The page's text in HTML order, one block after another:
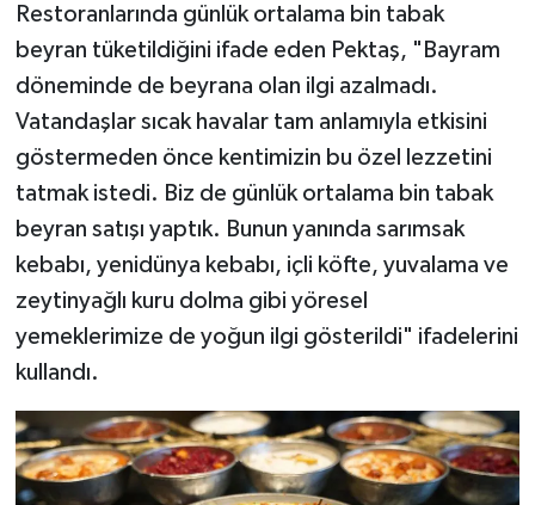
Restoranlarında günlük ortalama bin tabak
beyran tüketildiğini ifade eden Pektaş, "Bayram
döneminde de beyrana olan ilgi azalmadı.
Vatandaşlar sıcak havalar tam anlamıyla etkisini
göstermeden önce kentimizin bu özel lezzetini
tatmak istedi. Biz de günlük ortalama bin tabak
beyran satışı yaptık. Bunun yanında sarımsak
kebabı, yenidünya kebabı, içli köfte, yuvalama ve
zeytinyağlı kuru dolma gibi yöresel
yemeklerimize de yoğun ilgi gösterildi" ifadelerini
kullandı.